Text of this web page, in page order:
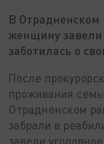
В
женщину завели
заботилась о
После
проживания
Отрадненском
забрали в
завели